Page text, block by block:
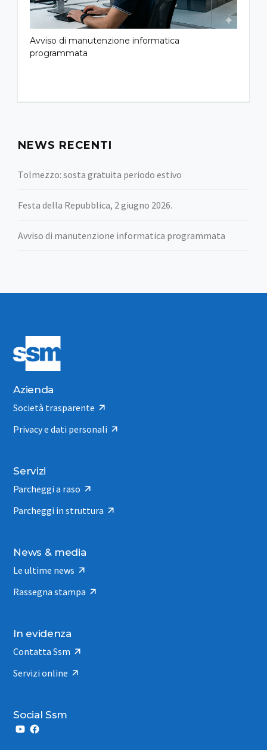
Avviso di manutenzione informatica
programmata
NEWS RECENTI
Tolmezzo: sosta gratuita periodo estivo
Festa della Repubblica, 2 giugno 2026.
Avviso di manutenzione informatica programmata
Azienda
Società trasparente
Privacy e dati personali
Servizi
Parcheggi a raso
Parcheggi in struttura
News & media
Le ultime news
Rassegna stampa
In evidenza
Contatta Ssm
Servizi online
Social Ssm